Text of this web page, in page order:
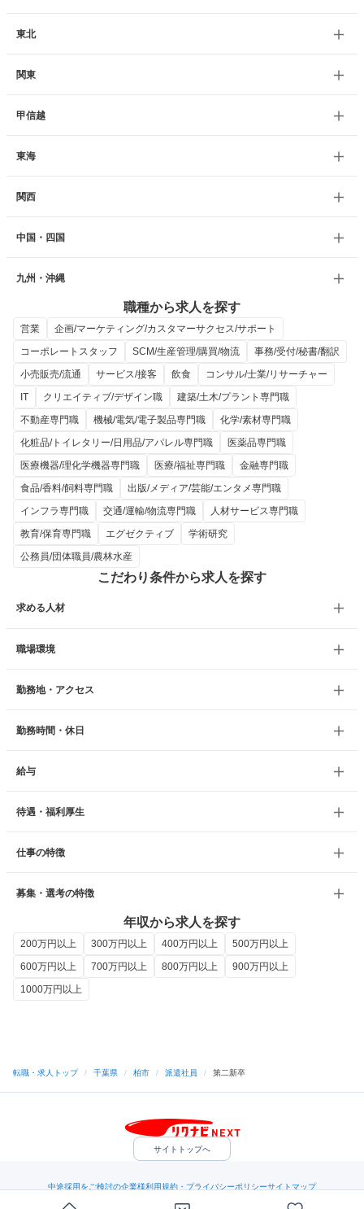
東北
関東
甲信越
東海
関西
中国・四国
九州・沖縄
職種から求人を探す
営業
企画/マーケティング/カスタマーサクセス/サポート
コーポレートスタッフ
SCM/生産管理/購買/物流
事務/受付/秘書/翻訳
小売販売/流通
サービス/接客 飲食
コンサル/士業/リサーチャー
IT
クリエイティブ/デザイン職
建築/土木/プラント専門職
不動産専門職
機械/電気/電子製品専門職
化学/素材専門職
化粧品/トイレタリー/日用品/アパレル専門職
医薬品専門職
医療機器/理化学機器専門職
医療/福祉専門職
金融専門職
食品/香料/飼料専門職
出版/メディア/芸能/エンタメ専門職
インフラ専門職
交通/運輸/物流専門職
人材サービス専門職
教育/保育専門職
エグゼクティブ
学術研究
公務員/団体職員/農林水産
こだわり条件から求人を探す
求める人材
職場環境
勤務地・アクセス
勤務時間・休日
給与
待遇・福利厚生
仕事の特徴
募集・選考の特徴
年収から求人を探す
200万円以上 300万円以上 400万円以上
500万円以上
600万円以上
700万円以上 800万円以上
900万円以上
1000万円以上
転職・求人トップ / 千葉県 / 柏市 / 派遣社員 / 第二新卒
サイトトップへ
中途採用をご検討の企業様利用規約・プライバシーポリシーサイトマップ